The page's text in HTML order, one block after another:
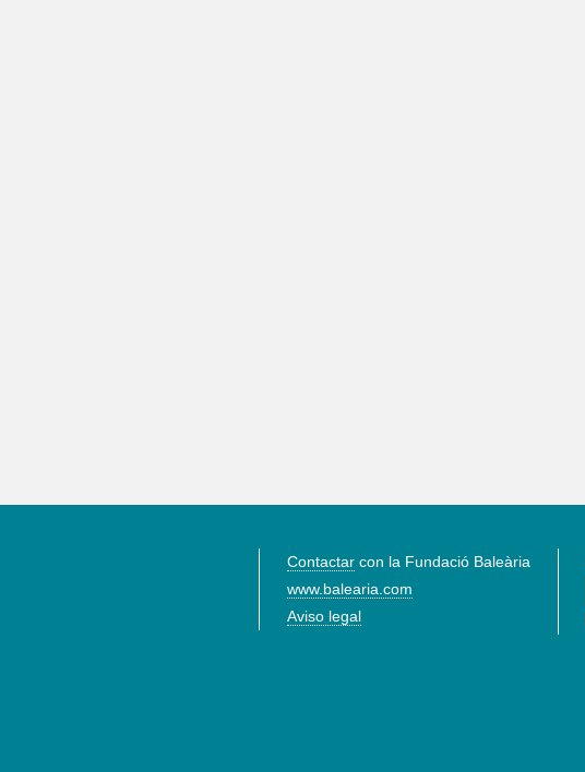
Contactar con la Fundació Baleària
www.balearia.com
Aviso legal